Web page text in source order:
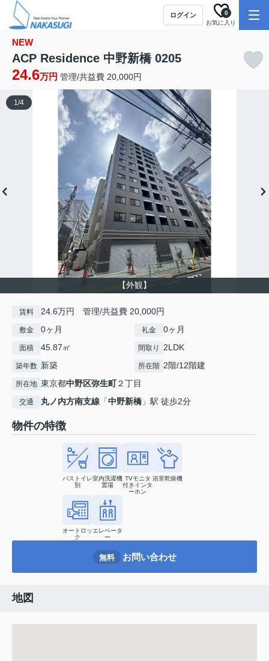
ログイン
お気に入り
0
NEW
ACP Residence 中野新橋 0205
24.6万円 管理/共益費 20,000円
【外観】
1/4
賃料 24.6万円 管理/共益費 20,000円
敷金 0ヶ月 礼金 0ヶ月
面積 45.87㎡ 間取り 2LDK
築年数 新築 所在階 2階/12階建
所在地 東京都中野区弥生町２丁目
交通 丸ノ内方南支線 「中野新橋 」駅 徒歩2分
物件の特徴
バストイレ
別
室内洗濯機
置場
TVモニタ
付きインタ
ーホン
浴室乾燥機
オートロッ
ク
エレベータ
ー
無料 お問い合わせ
地図